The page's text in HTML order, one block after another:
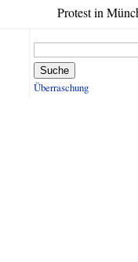
Protest in
Suche
Überraschung